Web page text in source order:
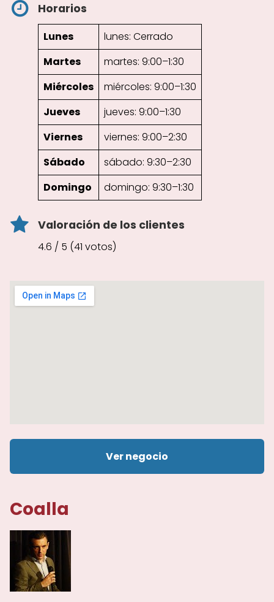
Horarios
Lunes
lunes: Cerrado
Martes
martes: 9:00–1:30
Miércoles
miércoles: 9:00–1:30
Jueves
jueves: 9:00–1:30
Viernes
viernes: 9:00–2:30
Sábado
sábado: 9:30–2:30
Domingo
domingo: 9:30–1:30
Valoración de los clientes
4.6 / 5 (41 votos)
Ver negocio
Coalla